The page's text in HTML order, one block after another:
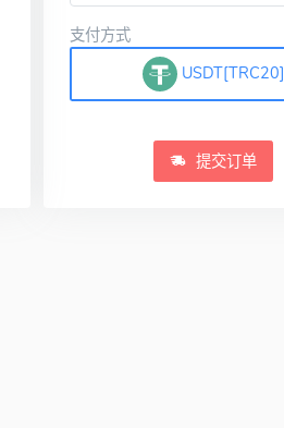
支付方式
USDT[TRC20]
提交订单